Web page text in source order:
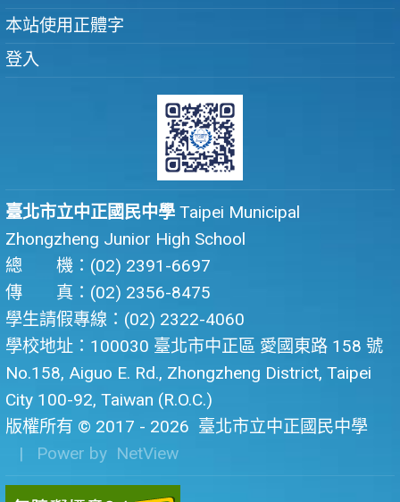
本站使用正體字
登入
臺北市立中正國民中學 Taipei Municipal
Zhongzheng Junior High School
總 機：(02) 2391-6697
傳 真：(02) 2356-8475
學生請假專線：(02) 2322-4060
學校地址：100030 臺北市中正區 愛國東路 158 號
No.158, Aiguo E. Rd., Zhongzheng District, Taipei
City 100-92, Taiwan (R.O.C.)
版權所有 © 2017 - 2026 臺北市立中正國民中學
| Power by NetView